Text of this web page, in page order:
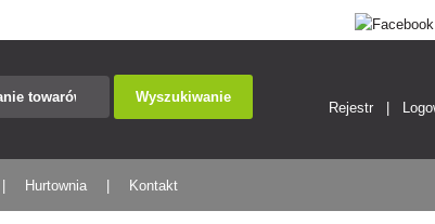
Wyszukiwanie
Rejestr
Hurtownia Kontakt